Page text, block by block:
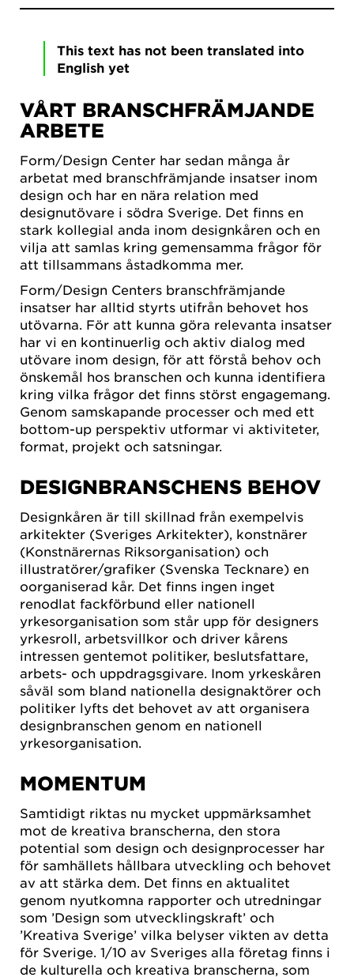
This text has not been translated into
English yet
VÅRT BRANSCHFRÄMJANDE
ARBETE
Form/Design Center har sedan många år
arbetat med branschfrämjande insatser inom
design och har en nära relation med
designutövare i södra Sverige. Det finns en
stark kollegial anda inom designkåren och en
vilja att samlas kring gemensamma frågor för
att tillsammans åstadkomma mer.
Form/Design Centers branschfrämjande
insatser har alltid styrts utifrån behovet hos
utövarna. För att kunna göra relevanta insatser
har vi en kontinuerlig och aktiv dialog med
utövare inom design, för att förstå behov och
önskemål hos branschen och kunna identifiera
kring vilka frågor det finns störst engagemang.
Genom samskapande processer och med ett
bottom-up perspektiv utformar vi aktiviteter,
format, projekt och satsningar.
DESIGNBRANSCHENS BEHOV
Designkåren är till skillnad från exempelvis
arkitekter (Sveriges Arkitekter), konstnärer
(Konstnärernas Riksorganisation) och
illustratörer/grafiker (Svenska Tecknare) en
oorganiserad kår. Det finns ingen inget
renodlat fackförbund eller nationell
yrkesorganisation som står upp för designers
yrkesroll, arbetsvillkor och driver kårens
intressen gentemot politiker, beslutsfattare,
arbets- och uppdragsgivare. Inom yrkeskåren
såväl som bland nationella designaktörer och
politiker lyfts det behovet av att organisera
designbranschen genom en nationell
yrkesorganisation.
MOMENTUM
Samtidigt riktas nu mycket uppmärksamhet
mot de kreativa branscherna, den stora
potential som design och designprocesser har
för samhällets hållbara utveckling och behovet
av att stärka dem. Det finns en aktualitet
genom nyutkomna rapporter och utredningar
som ’Design som utvecklingskraft’ och
’Kreativa Sverige’ vilka belyser vikten av detta
för Sverige. 1/10 av Sveriges alla företag finns i
de kulturella och kreativa branscherna, som